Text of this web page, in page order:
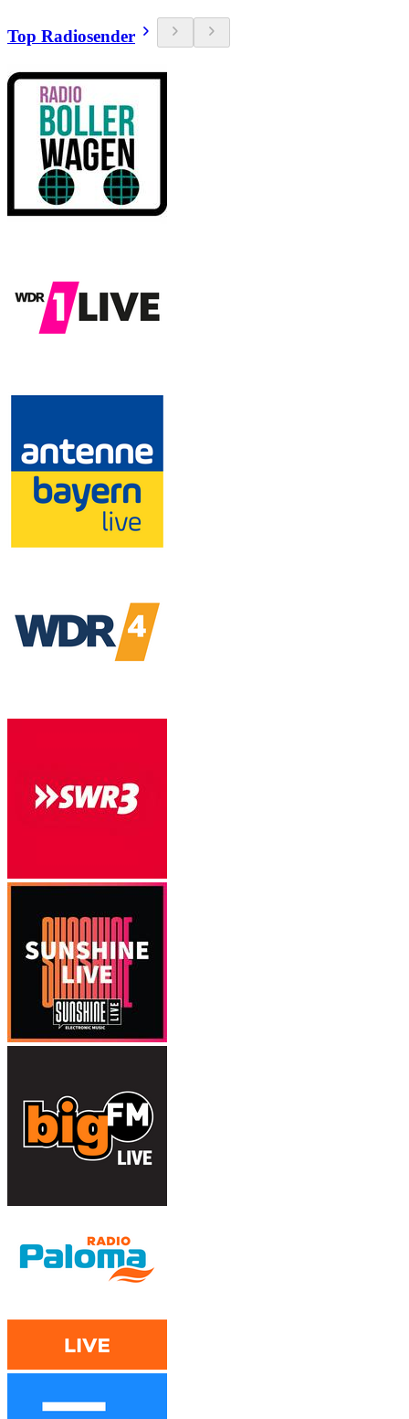
Top Radiosender